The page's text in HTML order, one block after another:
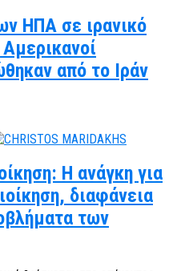
ΗΠΑ σε ιρανικό
από το Ιράν
Η ανάγκη για
διαφάνεια
των